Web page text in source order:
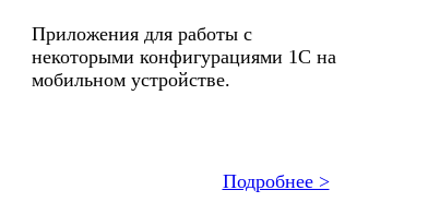
Приложения для работы с
некоторыми конфигурациями 1С на
мобильном устройстве.
Подробнее >